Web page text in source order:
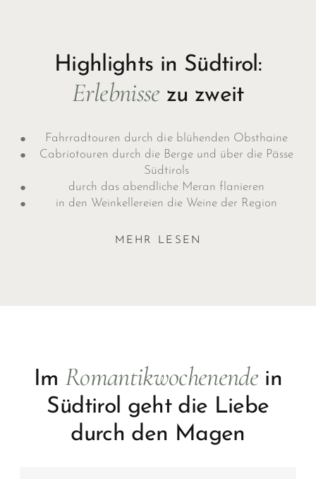
Highlights in Südtirol:
Erlebnisse zu zweit
Fahrradtouren durch die blühenden Obsthaine
Cabriotouren durch die Berge und über die Pässe
Südtirols
durch das abendliche Meran flanieren
in den Weinkellereien die Weine der Region
ein Candle-Light-Dinner unter dem
MEHR LESEN
Im Romantikwochenende in
Südtirol geht die Liebe
durch den Magen